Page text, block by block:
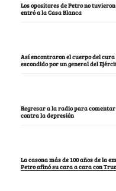
Los opositores de Petro no
entró a la Casa Blanca
Así encontraron el cuerpo del cura
escondido por un general del
Regresar a la radio para
contra la depresión
La casona más de 100 años de la
Petro afinó su cara a cara con